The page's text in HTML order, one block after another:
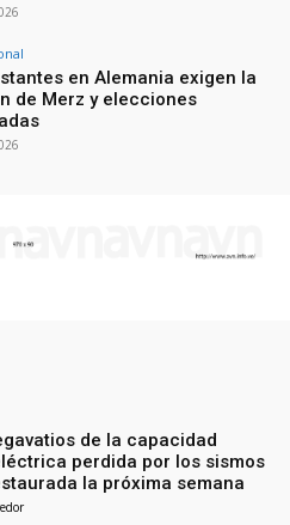
en Alemania exigen la
de Merz y elecciones
de la capacidad
perdida por los sismos
la próxima semana